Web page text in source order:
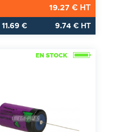
19.27 € HT
11.69 € 9.74€ HT
EN STOCK